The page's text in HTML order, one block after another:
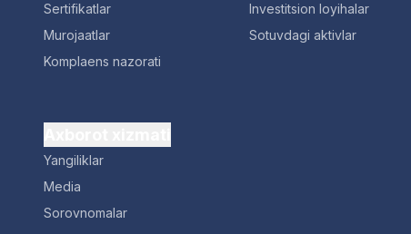
Sertifikatlar
Murojaatlar
Komplaens nazorati
Investitsion loyihalar
Sotuvdagi aktivlar
Yangiliklar
Media
Sorovnomalar